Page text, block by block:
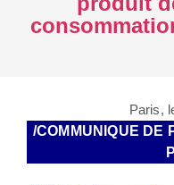
Paris,
/COMMUNIQUE DE